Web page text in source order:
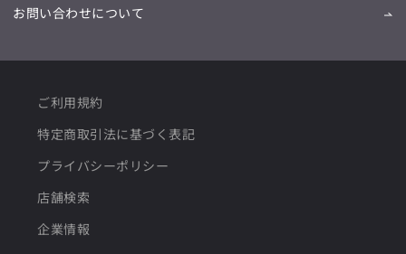
お問い合わせについて
ご利用規約
特定商取引法に基づく表記
プライバシーポリシー
店舗検索
企業情報